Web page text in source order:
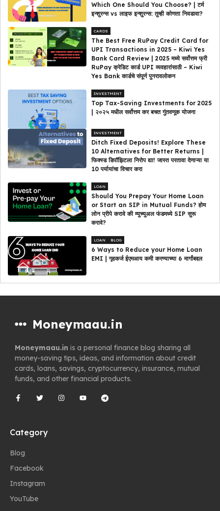
Which One Should You Choose? | टर्म
इन्शुरन्स vs लाइफ इन्शुरन्स: तुम्ही कोणता निवडावा?
CARDS
The Best Free RuPay Credit Card for
UPI Transactions in 2025 – Kiwi Yes
Bank Card Review | 2025 मध्ये सर्वोत्तम फ्री
RuPay क्रेडिट कार्ड UPI व्यवहारांसाठी – Kiwi
Yes Bank कार्डचे संपूर्ण पुनरावलोकन
INVESTMENT
Top Tax-Saving Investments for 2025
| २०२५ मधील सर्वोत्तम कर बचत गुंतवणूक योजना
INVESTMENT
Ditch Fixed Deposits! Explore These
10 Alternatives for Better Returns |
फिक्स्ड डिपॉझिटला निरोप द्या! जास्त परतावा देणाऱ्या या
10 पर्यायांचा विचार करा
LOAN
Should You Prepay Your Home Loan
or Start an SIP in Mutual Funds? होम
लोन प्रीपे करावे की म्युच्युअल फंडमध्ये SIP सुरू
करावे?
LOAN BLOG
6 Ways to Reduce your Home Loan
EMI | गृहकर्ज ईएमआय कमी करण्याच्या 6 मार्गांबद्दल
Moneymaau.in
Moneymaau.in is a personal finance blog sharing all
money-saving tips, ideas, and information about credit
cards, loans, savings, cryptocurrency, insurance, mutual
funds, and other financial products.
Category
Blog
Facebook
Instagram
YouTube